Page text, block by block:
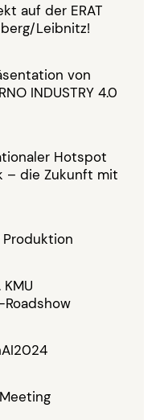
auf der ERAT
Leibnitz!
von
INDUSTRY 4.0
Hotspot
– die Zukunft mit
Produktion